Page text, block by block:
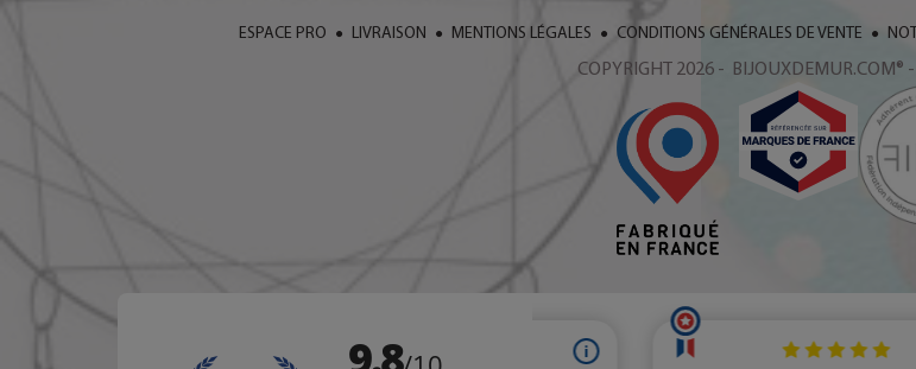
ESPACE PRO LIVRAISON MENTIONS LÉGALES CONDITIONS GÉNÉRALES DE VENTE
COPYRIGHT 2026 - BIJOUXDEMUR.COM®